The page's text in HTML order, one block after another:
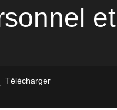
Télécharger